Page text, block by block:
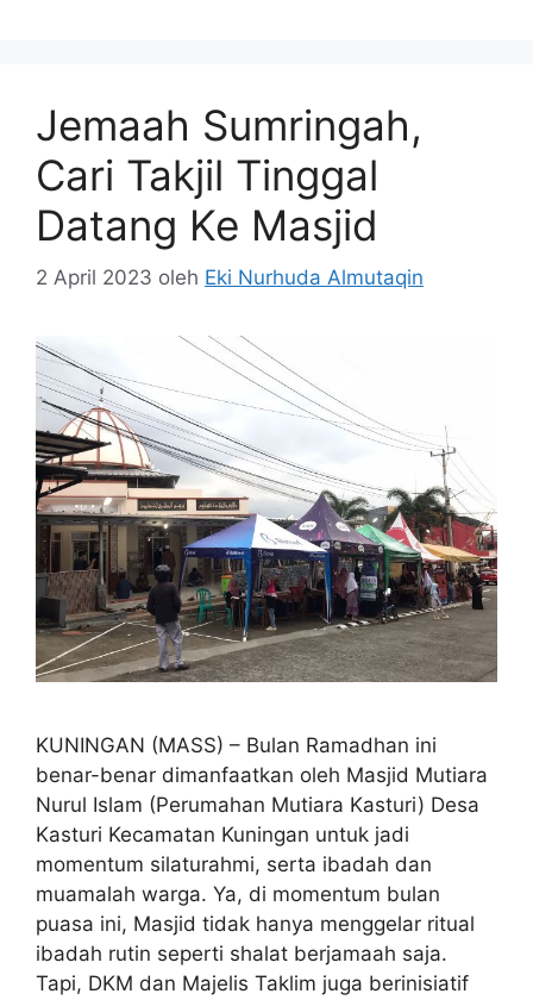
Jemaah Sumringah,
Cari Takjil Tinggal
Datang Ke Masjid
2 April 2023 oleh Eki Nurhuda Almutaqin
KUNINGAN (MASS) – Bulan Ramadhan ini
benar-benar dimanfaatkan oleh Masjid Mutiara
Nurul Islam (Perumahan Mutiara Kasturi) Desa
Kasturi Kecamatan Kuningan untuk jadi
momentum silaturahmi, serta ibadah dan
muamalah warga. Ya, di momentum bulan
puasa ini, Masjid tidak hanya menggelar ritual
ibadah rutin seperti shalat berjamaah saja.
Tapi, DKM dan Majelis Taklim juga berinisiatif